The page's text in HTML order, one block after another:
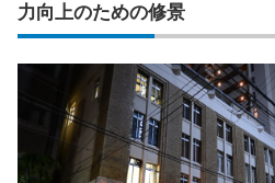
力向上のための修景